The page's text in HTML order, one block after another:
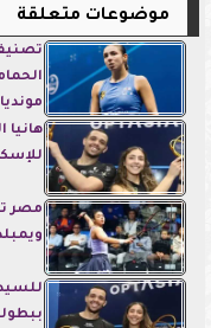
موضوعات متعلقة
مصر
ببطولة